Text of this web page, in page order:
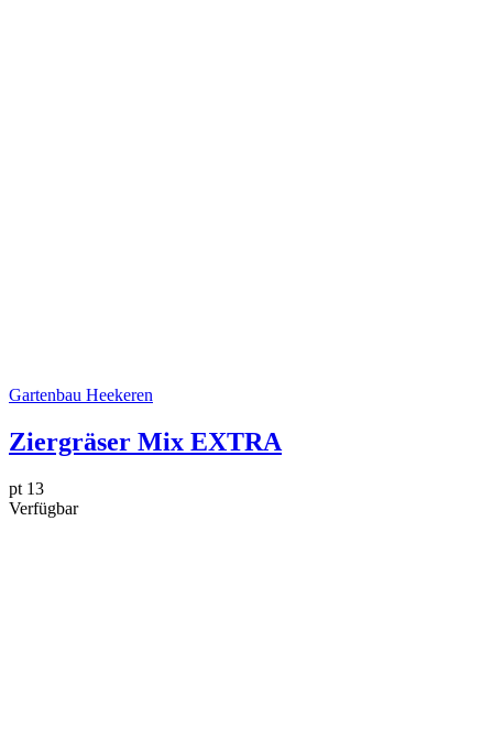
Gartenbau Heekeren
Ziergräser Mix EXTRA
pt 13
Verfügbar